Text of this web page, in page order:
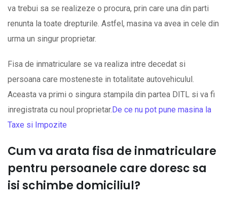
va trebui sa se realizeze o procura, prin care una din parti
renunta la toate drepturile. Astfel, masina va avea in cele din
urma un singur proprietar.
Fisa de inmatriculare se va realiza intre decedat si
persoana care mosteneste in totalitate autovehiculul.
Aceasta va primi o singura stampila din partea DITL si va fi
inregistrata cu noul proprietar. De ce nu pot pune masina la
Taxe si Impozite
Cum va arata fisa de inmatriculare
pentru persoanele care doresc sa
isi schimbe domiciliul?